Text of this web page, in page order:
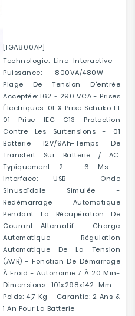
[IGA800AP]
Technologie: Line Interactive -
Puissance: 800VA/480W -
Plage De Tension D'entrée
Acceptée: 162 ~ 290 VCA - Prises
Électriques: 01 X Prise Schuko Et
01 Prise IEC C13 Protection
Contre Les Surtensions - 01
Batterie 12V/9Ah-Temps De
Transfert Sur Batterie / AC:
Typiquement 2 - 6 Ms -
Interface: USB - Onde
Sinusoïdale Simulée -
Redémarrage Automatique
Pendant La Récupération De
Courant Alternatif - Charge
Automatique - Régulation
Automatique De La Tension
(AVR) - Fonction De Démarrage
À Froid - Autonomie 7 À 20 Min-
Dimensions: 101x298x142 Mm -
Poids: 4,7 Kg - Garantie: 2 Ans &
1 An Pour La Batterie